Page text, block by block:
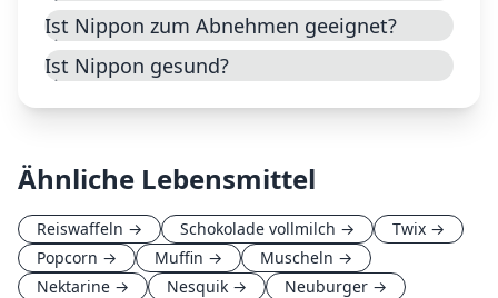
Ist Nippon zum Abnehmen geeignet?
Ist Nippon gesund?
Ähnliche Lebensmittel
Reiswaffeln → Schokolade vollmilch → Twix →
Popcorn → Muffin → Muscheln →
Nektarine → Nesquik → Neuburger →